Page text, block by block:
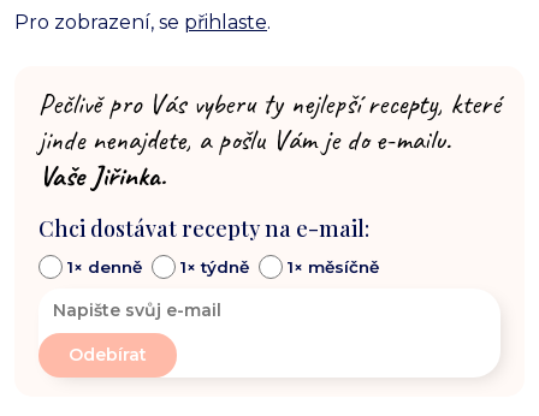
Pro zobrazení, se přihlaste.
Pečlivě pro Vás vyberu ty nejlepší recepty, které
jinde nenajdete, a pošlu Vám je do e-mailu.
Vaše Jiřinka.
Chci dostávat recepty na e-mail:
1× denně 1× týdně 1× měsíčně